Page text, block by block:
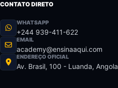
CONTATO DIRETO
WHATSAPP
+244 939-411-622
EMAIL
academy@ensinaaqui.com
ENDEREÇO OFICIAL
Av. Brasil, 100 - Luanda, Angola